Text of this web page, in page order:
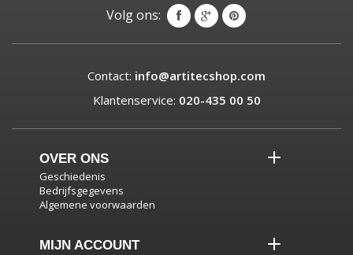
Volg ons:
Contact: info@artitecshop.com
Klantenservice: 020-435 00 50
OVER ONS
Geschiedenis
Bedrijfsgegevens
Algemene voorwaarden
MIJN ACCOUNT